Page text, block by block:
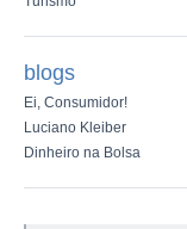
blogs
Ei, Consumidor!
Luciano Kleiber
Dinheiro na Bolsa